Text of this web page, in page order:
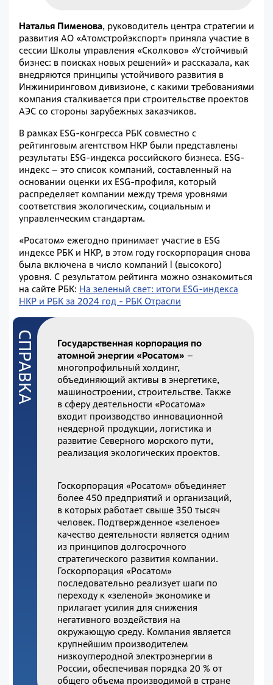
Наталья Пименова, руководитель центра стратегии и
развития АО «Атомстройэкспорт» приняла участие в
сессии Школы управления «Сколково» «Устойчивый
бизнес: в поисках новых решений» и рассказала, как
внедряются принципы устойчивого развития в
Инжиниринговом дивизионе, с какими требованиями
компания сталкивается при строительстве проектов
АЭС со стороны зарубежных заказчиков.
В рамках ESG-конгресса РБК совместно с
рейтинговым агентством НКР были представлены
результаты ESG-индекса российского бизнеса. ESG-
индекс – это список компаний, составленный на
основании оценки их ESG-профиля, который
распределяет компании между тремя уровнями
соответствия экологическим, социальным и
управленческим стандартам.
«Росатом» ежегодно принимает участие в ESG
индексе РБК и НКР, в этом году госкорпорация снова
была включена в число компаний l (высокого)
уровня. С результатом рейтинга можно ознакомиться
на сайте РБК: На зеленый свет: итоги ESG-индекса
НКР и РБК за 2024 год - РБК Отрасли
Государственная корпорация по
атомной энергии «Росатом» –
многопрофильный холдинг,
объединяющий активы в энергетике,
машиностроении, строительстве. Также
в сферу деятельности «Росатома»
входит производство инновационной
неядерной продукции, логистика и
развитие Северного морского пути,
реализация экологических проектов.
Госкорпорация «Росатом» объединяет
более 450 предприятий и организаций,
в которых работает свыше 350 тысяч
человек. Подтвержденное «зеленое»
качество деятельности является одним
из принципов долгосрочного
стратегического развития компании.
Госкорпорация «Росатом»
последовательно реализует шаги по
переходу к «зеленой» экономике и
прилагает усилия для снижения
негативного воздействия на
окружающую среду. Компания является
крупнейшим производителем
низкоуглеродной электроэнергии в
России, обеспечивая порядка 20 % от
общего объема производимой в стране